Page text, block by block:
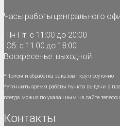
Часы работы центрального
Пн-Пт: с 11:00 до 20:00
Сб: с 11:00 до 18:00
Воскресенье: выходной
*Прием и обработка заказов - круглосуточно
*Уточнить время работы пункта выдачи в
всегда можно по указанным на сайте
Контакты